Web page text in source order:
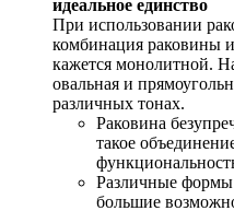
идеальное единство
При использовании
комбинация раковины
кажется монолитной.
овальная и
различных тонах.
Раковина
такое
Различные
большие